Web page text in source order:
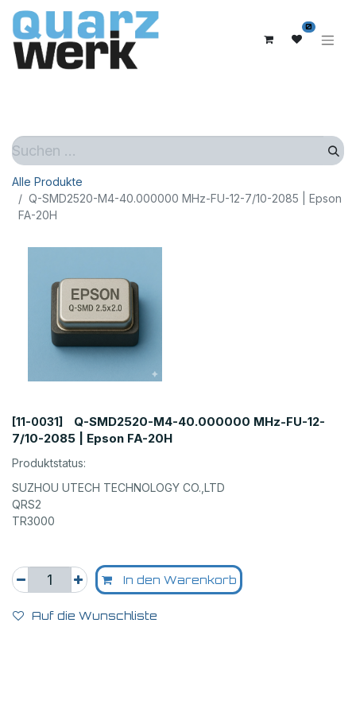
0
Alle Produkte
Q-SMD2520-M4-40.000000 MHz-FU-12-7/10-2085 | Epson
FA-20H
[11-0031]
Q-SMD2520-M4-40.000000 MHz-FU-12-
7/10-2085 | Epson FA-20H
Produktstatus:
SUZHOU UTECH TECHNOLOGY CO.,LTD
QRS2
TR3000
In den Warenkorb
Auf die Wunschliste